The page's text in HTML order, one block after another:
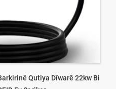
Qutiya Dîwarê 22kw Bi